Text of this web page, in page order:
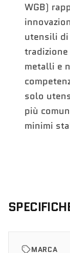
WGB)
utensili
metalli e
solo
più
minimi
MARCA